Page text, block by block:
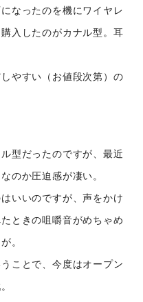
なったのを機にワイヤレ
入したのがカナル型。耳
やすい（お値段次第）の
型だったのですが、最近
のか圧迫感が凄い。
いいのですが、声をかけ
ときの咀嚼音がめちゃめ
。
ことで、今度はオープン